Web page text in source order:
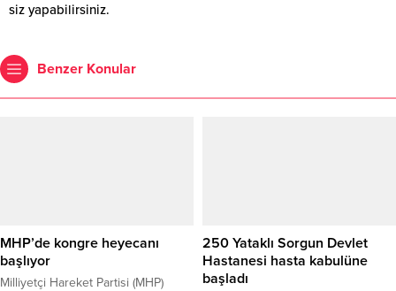
siz yapabilirsiniz.
Benzer Konular
MHP’de kongre heyecanı
başlıyor
Milliyetçi Hareket Partisi (MHP)
250 Yataklı Sorgun Devlet
Hastanesi hasta kabulüne
başladı